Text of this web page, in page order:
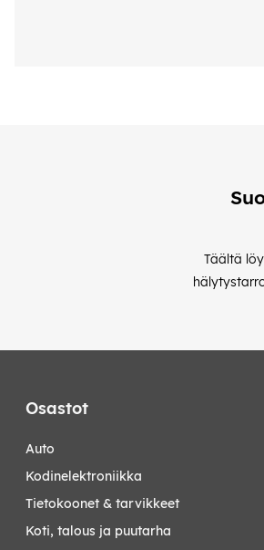
Täältä
Osastot
auto
kodinelektroniikka
tietokoonet & tarvikkeet
koti, talous ja puutarha